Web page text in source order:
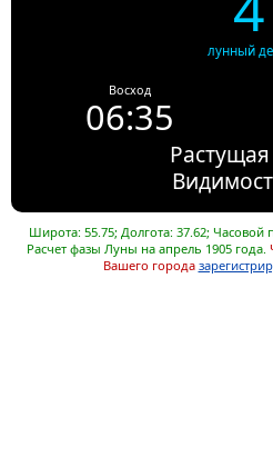
лунный
Восход
06:35
Широта: 55.75; Долгота: 37.62; Часовой
Расчет фазы Луны на апрель 1905 года.
Вашего города